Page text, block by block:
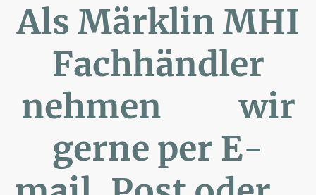
Als Märklin MHI
Fachhändler
nehmen wir
gerne per E-